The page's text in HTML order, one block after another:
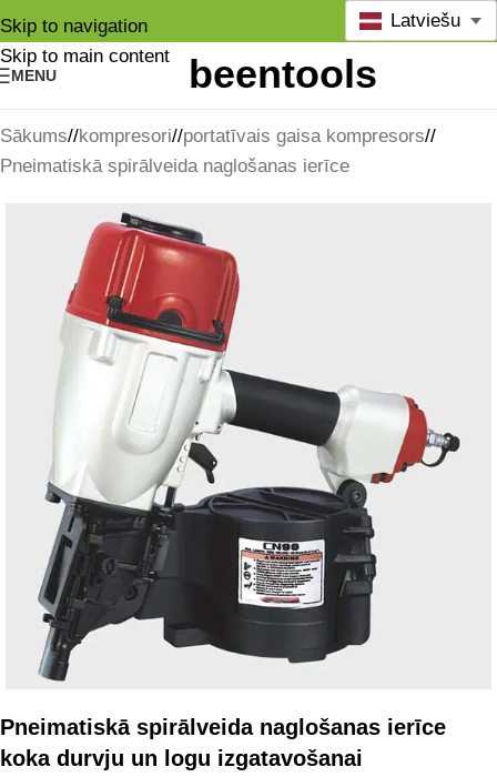
Skip to navigation
Skip to main content
MENU
Latviešu
Sākums/ kompresori/ portatīvais gaisa kompresors/
Pneimatiskā spirālveida naglošanas ierīce
Pneimatiskā spirālveida naglošanas ierīce
koka durvju un logu izgatavošanai